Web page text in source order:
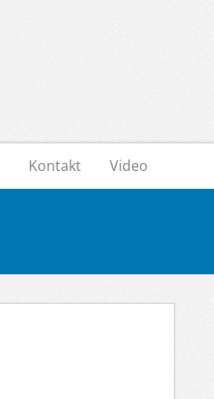
Kontakt Video